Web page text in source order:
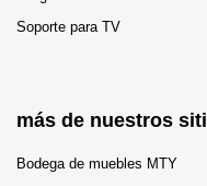
Soporte para TV
más de nuestros
Bodega de muebles MTY